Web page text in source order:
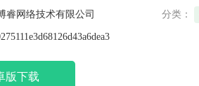
睿网络技术有限公司 分类：
版下载